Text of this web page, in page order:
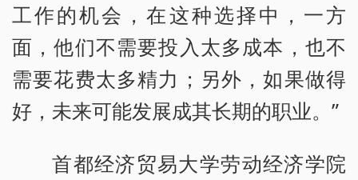
工作的机会，在这种选择中，一方
面，他们不需要投入太多成本，也不
需要花费太多精力；另外，如果做得
好，未来可能发展成其长期的职业。”
首都经济贸易大学劳动经济学院